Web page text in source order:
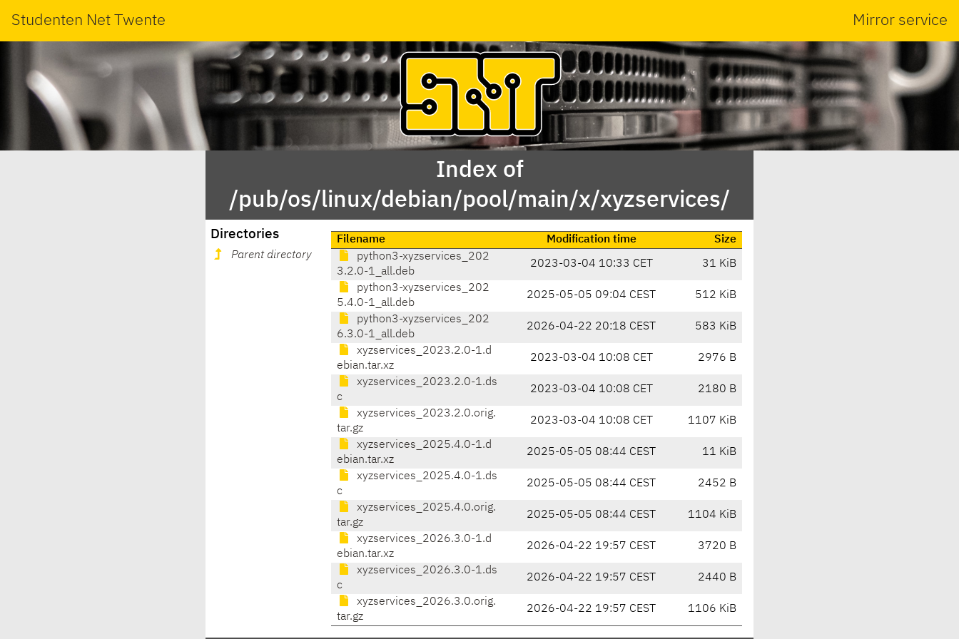
Studenten Net Twente Mirror service
Index of
/pub/os/linux/debian/pool/main/x/xyzservices/
Directories
Parent directory
Filename Modification time
Size
python3-xyzservices_202
3.2.0-1_all.deb
2023-03-04 10:33 CET 31 KiB
python3-xyzservices_202
5.4.0-1_all.deb
2025-05-05 09:04 CEST 512 KiB
python3-xyzservices_202
6.3.0-1_all.deb
2026-04-22 20:18 CEST 583 KiB
xyzservices_2023.2.0-1.d
ebian.tar.xz
2023-03-04 10:08 CET 2976 B
xyzservices_2023.2.0-1.ds
c
2023-03-04 10:08 CET 2180 B
xyzservices_2023.2.0.orig.
tar.gz
2023-03-04 10:08 CET 1107 KiB
xyzservices_2025.4.0-1.d
ebian.tar.xz
2025-05-05 08:44 CEST 11 KiB
xyzservices_2025.4.0-1.ds
c
2025-05-05 08:44 CEST 2452 B
xyzservices_2025.4.0.orig.
tar.gz
2025-05-05 08:44 CEST 1104 KiB
xyzservices_2026.3.0-1.d
ebian.tar.xz
2026-04-22 19:57 CEST 3720 B
xyzservices_2026.3.0-1.ds
c
2026-04-22 19:57 CEST 2440 B
xyzservices_2026.3.0.orig.
tar.gz
2026-04-22 19:57 CEST 1106 KiB